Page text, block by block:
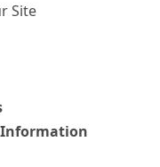
Site
Information